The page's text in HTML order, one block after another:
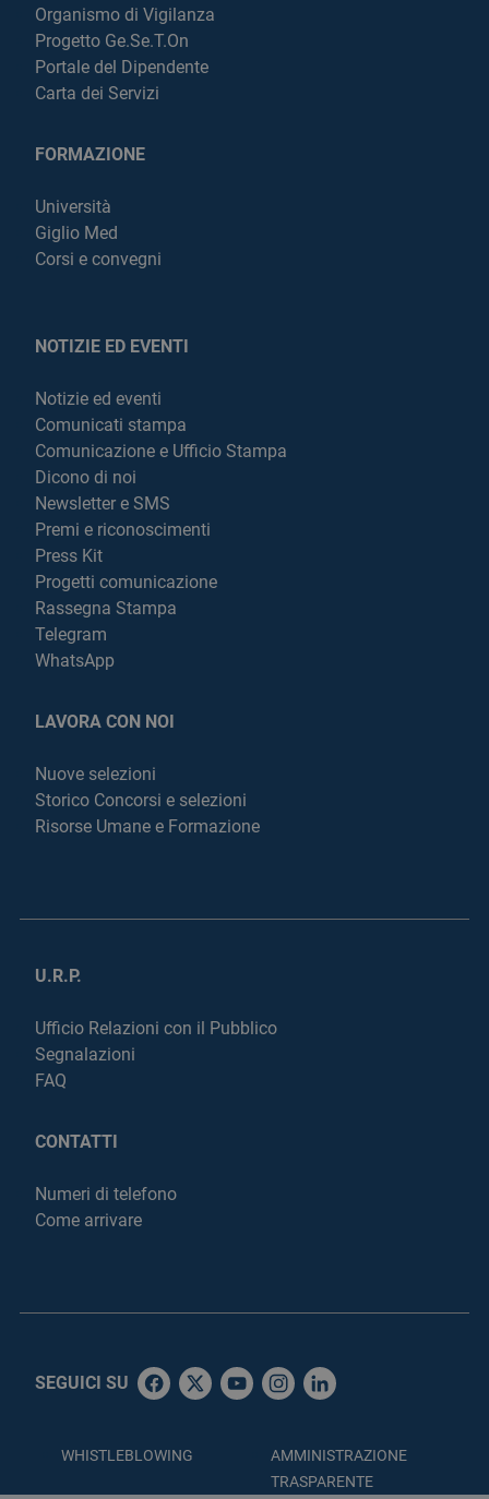
Organismo di Vigilanza
Progetto Ge.Se.T.On
Portale del Dipendente
Carta dei Servizi
FORMAZIONE
Università
Giglio Med
Corsi e convegni
NOTIZIE ED EVENTI
Notizie ed eventi
Comunicati stampa
Comunicazione e Ufficio Stampa
Dicono di noi
Newsletter e SMS
Premi e riconoscimenti
Press Kit
Progetti comunicazione
Rassegna Stampa
Telegram
WhatsApp
LAVORA CON NOI
Nuove selezioni
Storico Concorsi e selezioni
Risorse Umane e Formazione
U.R.P.
Ufficio Relazioni con il Pubblico
Segnalazioni
FAQ
CONTATTI
Numeri di telefono
Come arrivare
SEGUICI SU
WHISTLEBLOWING
AMMINISTRAZIONE
TRASPARENTE